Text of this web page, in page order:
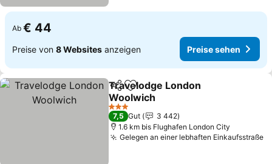
Ab € 44
Preise von 8 Websites anzeigen Preise sehen
TeilenZu Favoriten hinzufügen
Travelodge London
Woolwich
Preise sehen
3 Sterne
7,5 Gut
3 442
1.6 km bis Flughafen London City
Gelegen an einer lebhaften Einkaufsstraße